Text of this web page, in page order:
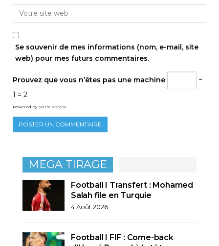
Se souvenir de mes informations (nom, e-mail, site
web) pour mes futurs commentaires.
Prouvez que vous n’êtes pas une machine
−
1 = 2
Powered by MathCaptcha
MEGA TIRAGE
Football I Transfert : Mohamed
Salah file en Turquie
4 Août 2026
Football I FIF : Come-back